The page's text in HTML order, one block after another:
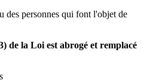
des personnes qui font l'objet de
de la Loi est abrogé et remplacé